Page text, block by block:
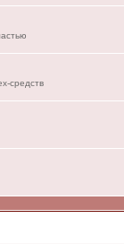
средств